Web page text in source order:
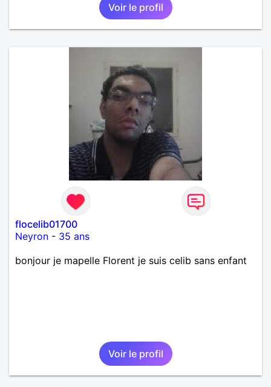
Voir le profil
flocelib01700
Neyron - 35 ans
bonjour je mapelle Florent je suis celib sans enfant
Voir le profil